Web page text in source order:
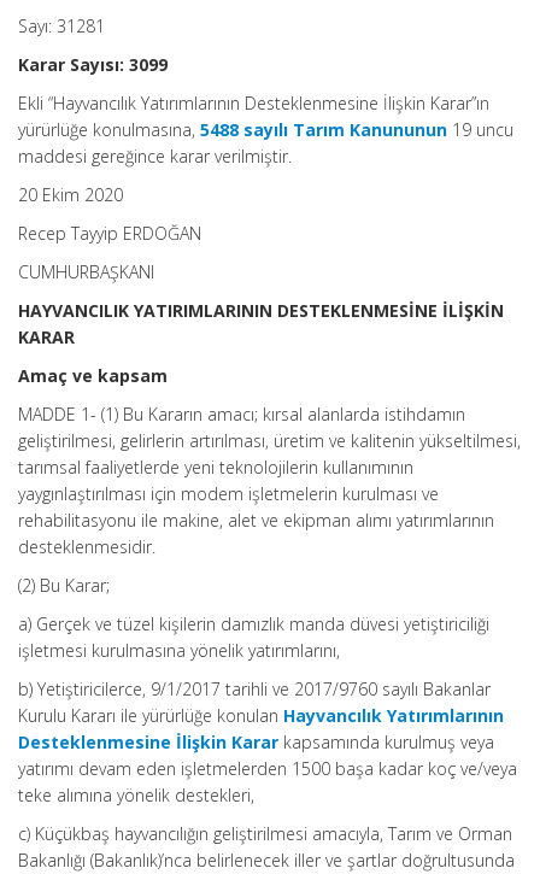
Sayı: 31281
Karar Sayısı: 3099
Ekli “Hayvancılık Yatırımlarının Desteklenmesine İlişkin Karar”ın
yürürlüğe konulmasına, 5488 sayılı Tarım Kanununun 19 uncu
maddesi gereğince karar verilmiştir.
20 Ekim 2020
Recep Tayyip ERDOĞAN
CUMHURBAŞKANI
HAYVANCILIK YATIRIMLARININ DESTEKLENMESİNE İLİŞKİN
KARAR
Amaç ve kapsam
MADDE 1- (1) Bu Kararın amacı; kırsal alanlarda istihdamın
geliştirilmesi, gelirlerin artırılması, üretim ve kalitenin yükseltilmesi,
tarımsal faaliyetlerde yeni teknolojilerin kullanımının
yaygınlaştırılması için modem işletmelerin kurulması ve
rehabilitasyonu ile makine, alet ve ekipman alımı yatırımlarının
desteklenmesidir.
(2) Bu Karar;
a) Gerçek ve tüzel kişilerin damızlık manda düvesi yetiştiriciliği
işletmesi kurulmasına yönelik yatırımlarını,
b) Yetiştiricilerce, 9/1/2017 tarihli ve 2017/9760 sayılı Bakanlar
Kurulu Kararı ile yürürlüğe konulan Hayvancılık Yatırımlarının
Desteklenmesine İlişkin Karar kapsamında kurulmuş veya
yatırımı devam eden işletmelerden 1500 başa kadar koç ve/veya
teke alımına yönelik destekleri,
c) Küçükbaş hayvancılığın geliştirilmesi amacıyla, Tarım ve Orman
Bakanlığı (Bakanlık)’nca belirlenecek iller ve şartlar doğrultusunda